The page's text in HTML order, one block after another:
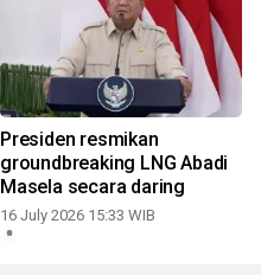
Presiden resmikan
groundbreaking LNG Abadi
Masela secara daring
16 July 2026 15:33 WIB